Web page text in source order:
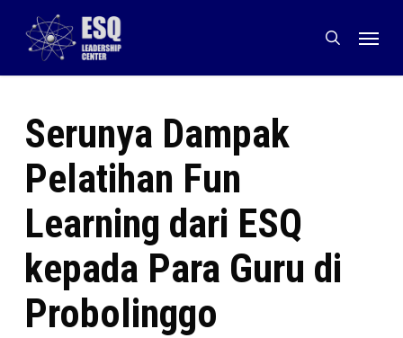
content
search
Menu
Serunya Dampak
Pelatihan Fun
Learning dari ESQ
kepada Para Guru di
Probolinggo